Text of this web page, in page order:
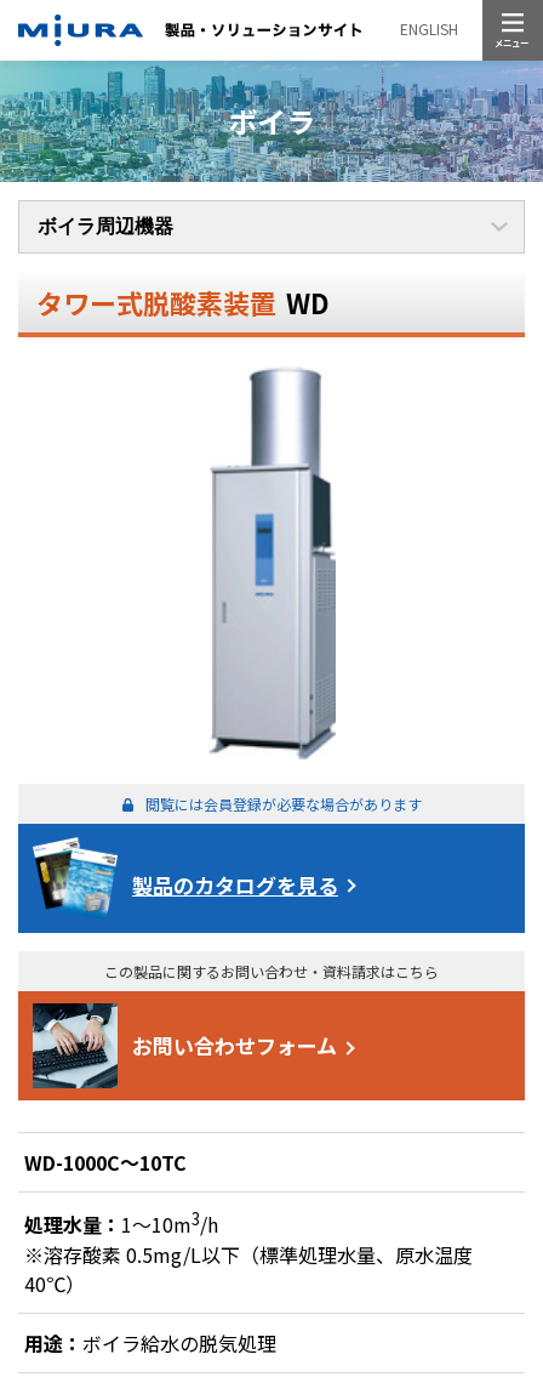
ENGLISH
ボイラ
タワー式脱酸素装置 WD
閲覧には会員登録が必要な場合があります
製品のカタログを見る
この製品に関するお問い合わせ・資料請求はこちら
お問い合わせフォーム
WD-1000C～10TC
処理水量： 1～10m3/h
※溶存酸素 0.5mg/L以下（標準処理水量、原水温度
40℃）
用途： ボイラ給水の脱気処理